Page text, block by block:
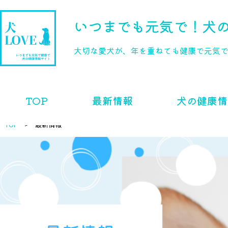
いつまでも元気で！ 犬
大切な愛犬が、年を重ねても健康で元気
TOP 最新情報 犬の健康
TOP 最新情報